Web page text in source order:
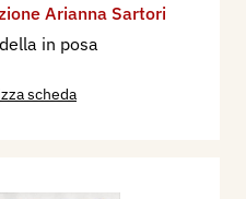
Arianna Sartori
in posa
scheda